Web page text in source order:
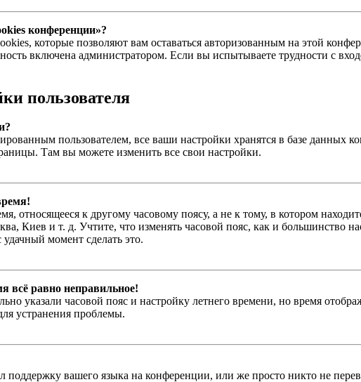
конференции»?
которые позволяют вам оставаться авторизованным на этой
включена администратором. Если вы испытываете трудности с
пользователя
пользователем, все ваши настройки хранятся в базе данных
Там вы можете изменить все свои настройки.
относящееся к другому часовому поясу, а не к тому, в котором
Киев и т. д. Учтите, что изменять часовой пояс, как и большинство
удачный момент сделать это.
всё равно неправильное!
указали часовой пояс и настройку летнего времени, но время
устранения проблемы.
поддержку вашего языка на конференции, или же просто никто не